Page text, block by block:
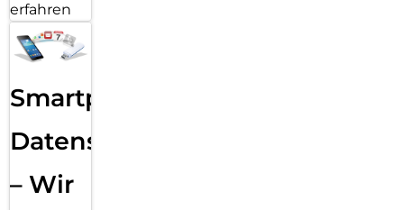
erfahren
Smartphone
Datensicherung
– Wir